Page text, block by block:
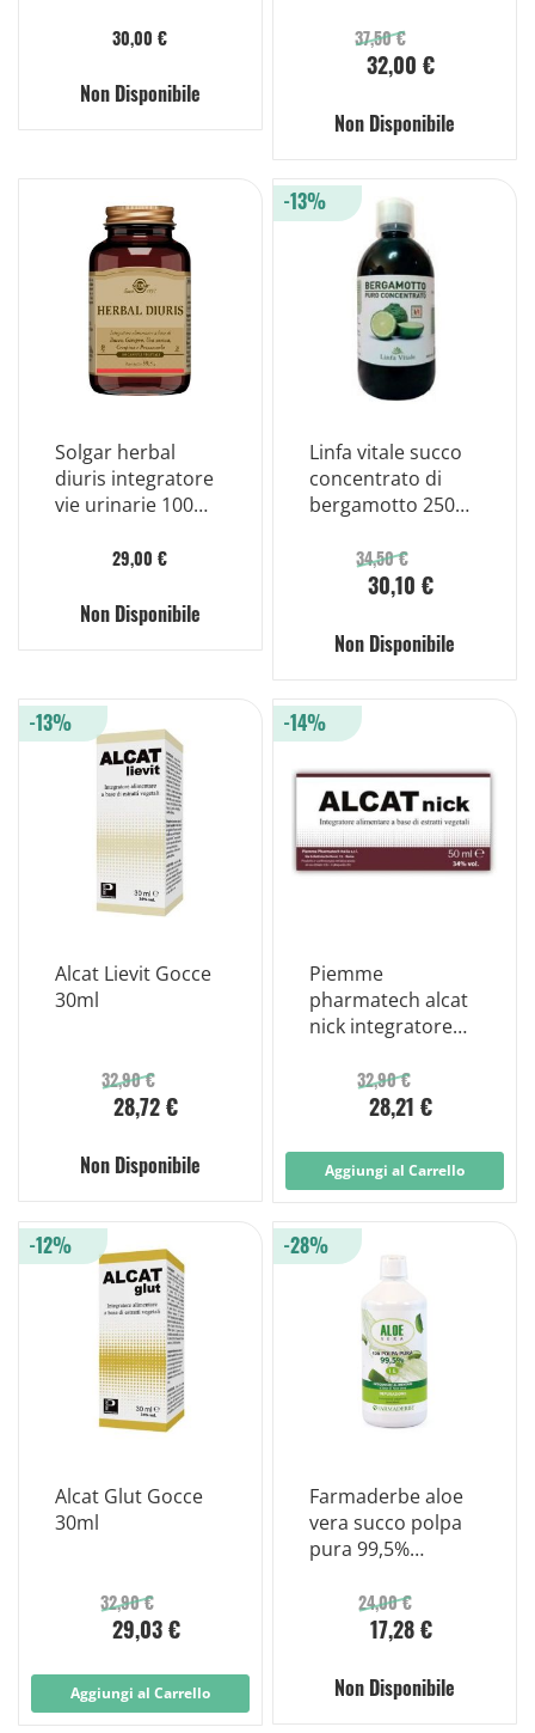
30,00 €
Non Disponibile
37,50 €
32,00 €
Non Disponibile
Solgar herbal
diuris integratore
vie urinarie 100
29,00 €
Non Disponibile
Linfa vitale succo
concentrato di
bergamotto 250
34,50 €
30,10 €
-13%
Non Disponibile
Alcat Lievit Gocce
30ml
32,90 €
28,72 €
-13%
Non Disponibile
Piemme
pharmatech alcat
nick integratore
32,90 €
28,21 €
-14%
Aggiungi al Carrello
Alcat Glut Gocce
30ml
32,90 €
29,03 €
-12%
Aggiungi al Carrello
Farmaderbe aloe
vera succo polpa
pura 99,5%
24,00 €
17,28 €
-28%
Non Disponibile